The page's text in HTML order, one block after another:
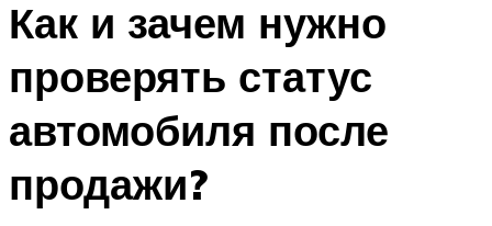
Как и зачем нужно
проверять статус
автомобиля после
продажи?